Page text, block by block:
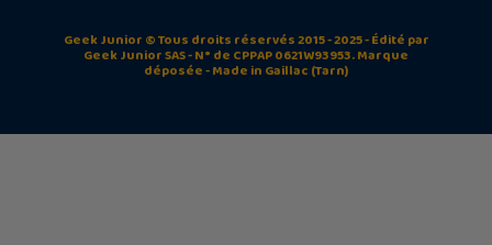
Geek Junior © Tous droits réservés 2015 - 2025 - Édité par
Geek Junior SAS - N° de CPPAP 0621W93953. Marque
déposée - Made in Gaillac (Tarn)